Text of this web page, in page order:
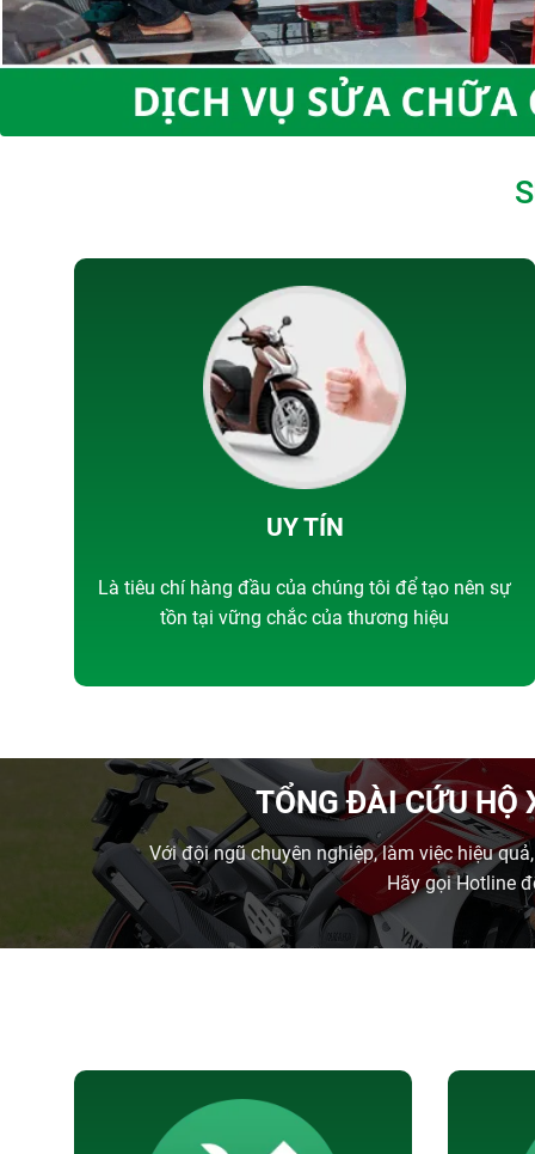
UY TÍN
Là tiêu chí hàng đầu của chúng tôi để tạo nên sự
tồn tại vững chắc của thương hiệu
TỔNG ĐÀI CỨU HỘ
Với đội ngũ chuyên nghiệp, làm việc hiệu
Hãy gọi Hotline